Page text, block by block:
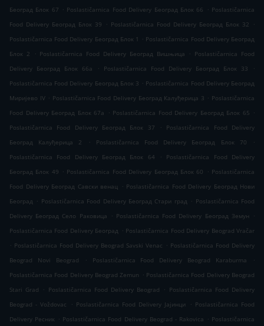
Београд Блок 67 . Poslastičarnica Food Delivery Београд Блок 66 . Poslastičarnica
Food Delivery Београд Блок 39
. Poslastičarnica Food Delivery Београд Блок 32
.
Poslastičarnica Food Delivery Београд Блок 1
. Poslastičarnica Food Delivery Београд
Блок 2
. Poslastičarnica Food Delivery Београд Вишњица . Poslastičarnica Food
Delivery Београд Блок 66а
. Poslastičarnica Food Delivery Београд Блок 33
.
Poslastičarnica Food Delivery Београд Блок 3 . Poslastičarnica Food Delivery Београд
Миријево IV . Poslastičarnica Food Delivery Београд Калуђерица 3 . Poslastičarnica
Food Delivery Београд Блок 67а
. Poslastičarnica Food Delivery Београд Блок 65 .
Poslastičarnica Food Delivery Београд Блок 37
.
Poslastičarnica Food Delivery
Београд Калуђерица 2
. Poslastičarnica Food Delivery Београд Блок 70
.
Poslastičarnica Food Delivery Београд Блок 64
.
Poslastičarnica Food Delivery
Београд Блок 49 . Poslastičarnica Food Delivery Београд Блок 60 . Poslastičarnica
Food Delivery Београд Савски венац . Poslastičarnica Food Delivery Београд Нови
Београд . Poslastičarnica Food Delivery Београд Стари град . Poslastičarnica Food
Delivery Београд Село Раковица
. Poslastičarnica Food Delivery Београд Земун
.
Poslastičarnica Food Delivery Београд . Poslastičarnica Food Delivery Beograd Vračar
. Poslastičarnica Food Delivery Beograd Savski Venac . Poslastičarnica Food Delivery
Beograd Novi Beograd
. Poslastičarnica Food Delivery Beograd Karaburma
.
Poslastičarnica Food Delivery Beograd Zemun . Poslastičarnica Food Delivery Beograd
Stari Grad
. Poslastičarnica Food Delivery Beograd . Poslastičarnica Food Delivery
Beograd - Voždovac
. Poslastičarnica Food Delivery Јајинци . Poslastičarnica Food
Delivery Ресник . Poslastičarnica Food Delivery Beograd - Rakovica . Poslastičarnica